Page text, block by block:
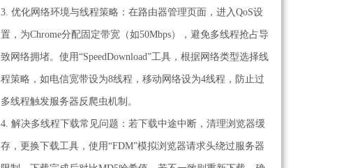
3. 优化网络环境与线程策略：在路由器管理页面，进入QoS设
置，为Chrome分配固定带宽（如50Mbps），避免多线程抢占导
致网络拥堵。使用“SpeedDownload”工具，根据网络类型选择线
程策略，如电信宽带设为8线程，移动网络设为4线程，防止过
多线程触发服务器反爬虫机制。
4. 解决多线程下载常见问题：若下载中途中断，清理浏览器缓
存，更换下载工具，使用“FDM”模拟浏览器请求头绕过服务器